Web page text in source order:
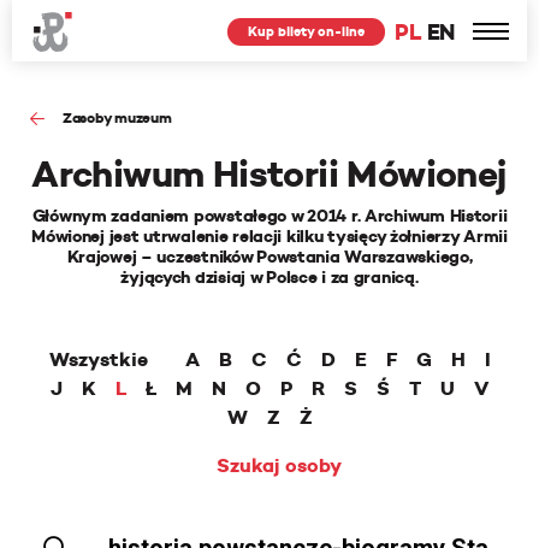
PL EN
Kup bilety on-line
Zasoby muzeum
Archiwum Historii Mówionej
Głównym zadaniem powstałego w 2014 r. Archiwum Historii
Mówionej jest utrwalenie relacji kilku tysięcy żołnierzy Armii
Krajowej – uczestników Powstania Warszawskiego,
żyjących dzisiaj w Polsce i za granicą.
Wszystkie A B C Ć D E F G H
I
J
K L Ł M N O P R S Ś T U
V
W
Z
Ż
Szukaj osoby